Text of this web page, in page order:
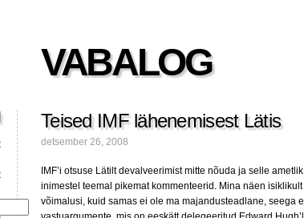
VABALOG
Teised IMF lähenemisest Lätis
detsember 26, 2008
IMF’i otsuse Lätilt devalveerimist mitte nõuda ja selle
inimestel teemal pikemat kommenteerid. Mina näen
võimalusi, kuid samas ei ole ma majandusteadlane, seega